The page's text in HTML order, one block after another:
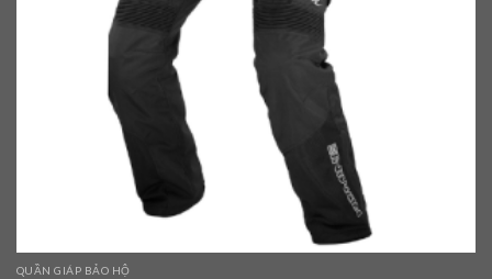
QUẦN GIÁP BẢO HỘ